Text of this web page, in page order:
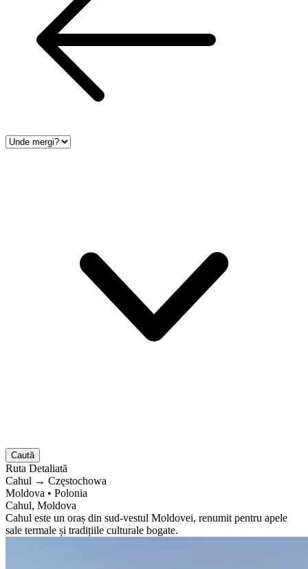
Caută
Ruta Detaliată
Cahul → Częstochowa
Moldova • Polonia
Cahul, Moldova
Cahul este un oraș din sud-vestul Moldovei, renumit pentru apele
sale termale și tradițiile culturale bogate.